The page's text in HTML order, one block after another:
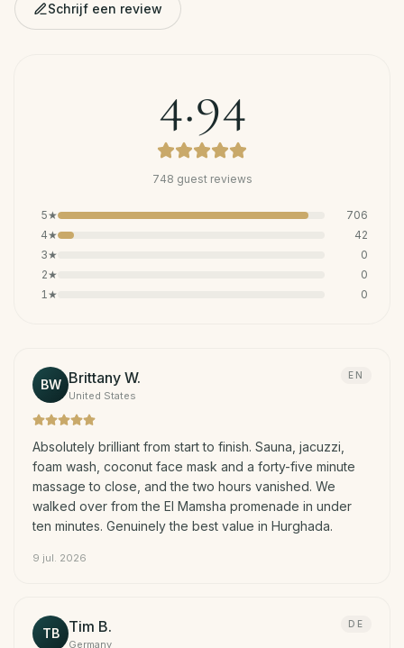
Schrijf een review
4.94
748 guest reviews
5★
706
4★
42
3★
0
2★
0
1★ 0
BW Brittany W.
United States
EN
Absolutely brilliant from start to finish. Sauna, jacuzzi,
foam wash, coconut face mask and a forty-five minute
massage to close, and the two hours vanished. We
walked over from the El Mamsha promenade in under
ten minutes. Genuinely the best value in Hurghada.
9 jul. 2026
TB Tim B.
Germany
DE